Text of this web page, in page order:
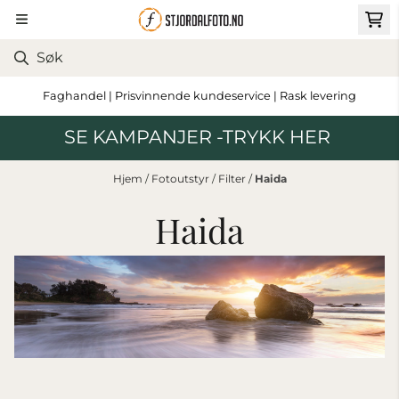
Hopp til innhold
Faghandel | Prisvinnende kundeservice | Rask levering
SE KAMPANJER -TRYKK HER
Hjem / Fotoutstyr / Filter / Haida
Haida